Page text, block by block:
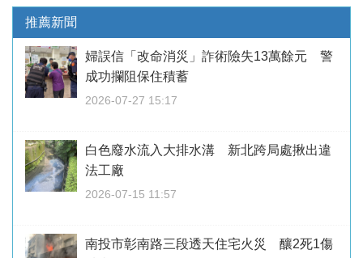
推薦新聞
婦誤信「改命消災」詐術險失13萬餘元 警
成功攔阻保住積蓄
2026-07-27 15:17
白色廢水流入大排水溝 新北跨局處揪出違
法工廠
2026-07-15 11:57
南投市彰南路三段透天住宅火災 釀2死1傷